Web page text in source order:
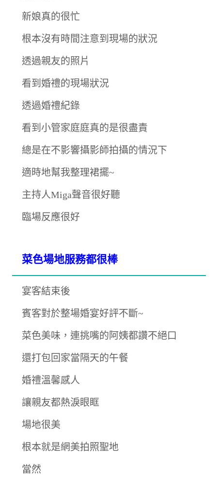
新娘真的很忙
根本沒有時間注意到現場的狀況
透過親友的照片
看到婚禮的現場狀況
透過婚禮紀錄
看到小管家庭庭真的是很盡責
總是在不影響攝影師拍攝的情況下
適時地幫我整理裙擺~
主持人Miga聲音很好聽
臨場反應很好
菜色場地服務都很棒
宴客結束後
賓客對於整場婚宴好評不斷~
菜色美味，連挑嘴的阿姨都讚不絕口
還打包回家當隔天的午餐
婚禮溫馨感人
讓親友都熱淚眼眶
場地很美
根本就是網美拍照聖地
當然